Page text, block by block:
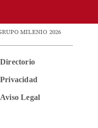
MILENIO 2026
Directorio
Privacidad
Aviso Legal